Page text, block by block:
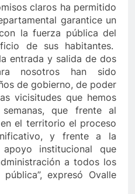
claros ha permitido
garantice un
la fuerza pública del
de sus habitantes.
entrada y salida de dos
nosotros han sido
de gobierno, de poder
vicisitudes que hemos
que frente al
el territorio el proceso
y frente a la
institucional que
a todos los
expresó Ovalle